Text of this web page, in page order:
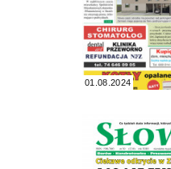
01.08.2024